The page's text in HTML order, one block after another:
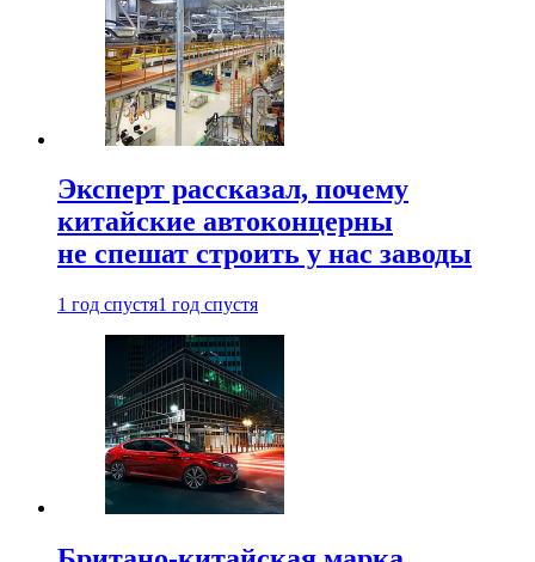
Эксперт рассказал, почему
китайские автоконцерны
не спешат строить у нас заводы
1 год спустя1 год спустя